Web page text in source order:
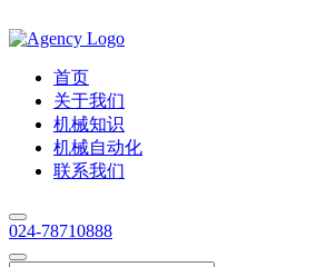
首页
关于我们
机械知识
机械自动化
联系我们
024-78710888